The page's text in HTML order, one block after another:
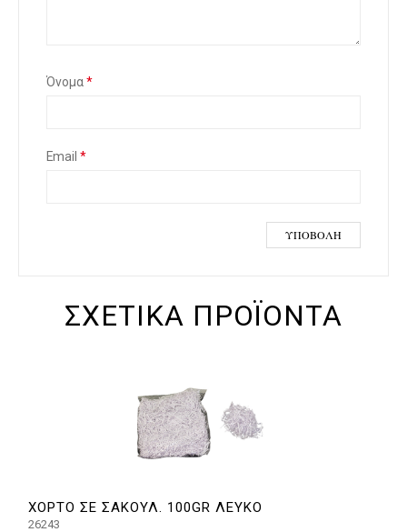
Όνομα*
Email *
ΣΧΕΤΙΚΆ ΠΡΟΪΌΝΤΑ
ΧΟΡΤΟ ΣΕ ΣΑΚΟΥΛ. 100GR ΛΕΥΚΟ
26243